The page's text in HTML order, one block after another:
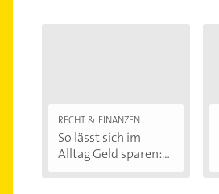
RECHT & FINANZEN
So lässt sich im
Alltag Geld sparen:...